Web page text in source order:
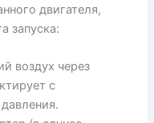
двигателя,
запуска:
воздух через
с